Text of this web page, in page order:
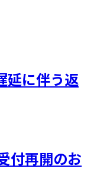
延に伴う返
付再開のお